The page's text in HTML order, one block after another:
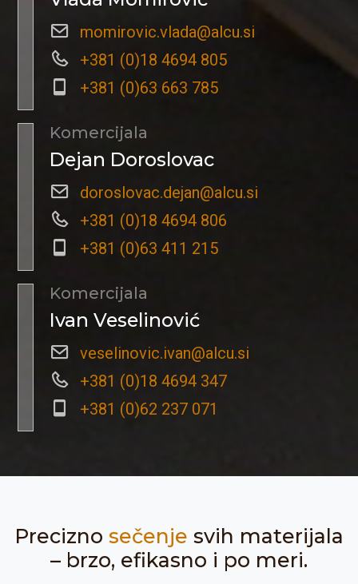
momirovic.vlada@alcu.si
+381 (0)18 4694 805
+381 (0)63 663 785
Komercijala
Dejan Doroslovac
doroslovac.dejan@alcu.si
+381 (0)18 4694 806
+381 (0)63 411 215
Komercijala
Ivan Veselinović
veselinovic.ivan@alcu.si
+381 (0)18 4694 347
+381 (0)62 237 071
Precizno sečenje svih materijala
– brzo, efikasno i po meri.